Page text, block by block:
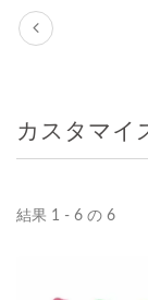
カスタマイ
結果 1 - 6 の 6